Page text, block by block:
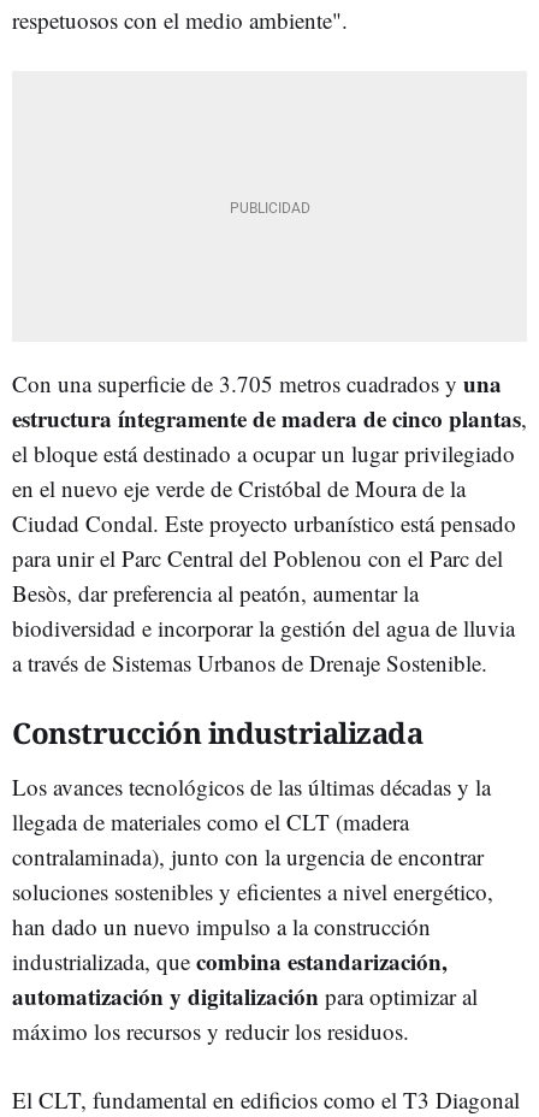
respetuosos con el medio ambiente".
Con una superficie de 3.705 metros cuadrados y una
estructura íntegramente de madera de cinco plantas,
el bloque está destinado a ocupar un lugar privilegiado
en el nuevo eje verde de Cristóbal de Moura de la
Ciudad Condal. Este proyecto urbanístico está pensado
para unir el Parc Central del Poblenou con el Parc del
Besòs, dar preferencia al peatón, aumentar la
biodiversidad e incorporar la gestión del agua de lluvia
a través de Sistemas Urbanos de Drenaje Sostenible.
Construcción industrializada
Los avances tecnológicos de las últimas décadas y la
llegada de materiales como el CLT (madera
contralaminada), junto con la urgencia de encontrar
soluciones sostenibles y eficientes a nivel energético,
han dado un nuevo impulso a la construcción
industrializada, que combina estandarización,
automatización y digitalización para optimizar al
máximo los recursos y reducir los residuos.
El CLT, fundamental en edificios como el T3 Diagonal